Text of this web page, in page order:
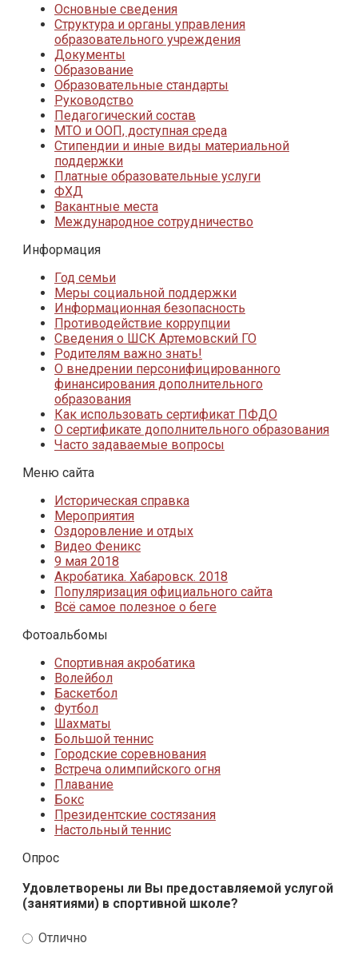
Основные сведения
Структура и органы управления
образовательного учреждения
Документы
Образование
Образовательные стандарты
Руководство
Педагогический состав
МТО и ООП, доступная среда
Стипендии и иные виды материальной
поддержки
Платные образовательные услуги
ФХД
Вакантные места
Международное сотрудничество
Информация
Год семьи
Меры социальной поддержки
Информационная безопасность
Противодействие коррупции
Сведения о ШСК Артемовский ГО
Родителям важно знать!
О внедрении персонифицированного
финансирования дополнительного
образования
Как использовать сертификат ПФДО
О сертификате дополнительного образования
Часто задаваемые вопросы
Меню сайта
Историческая справка
Мероприятия
Оздоровление и отдых
Видео Феникс
9 мая 2018
Акробатика. Хабаровск. 2018
Популяризация официального сайта
Всё самое полезное о беге
Фотоальбомы
Спортивная акробатика
Волейбол
Баскетбол
Футбол
Шахматы
Большой теннис
Городские соревнования
Встреча олимпийского огня
Плавание
Бокс
Президентские состязания
Настольный теннис
Опрос
Удовлетворены ли Вы предоставляемой услугой
(занятиями) в спортивной школе?
Отлично